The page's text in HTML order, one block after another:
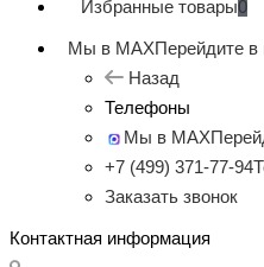
Избранные товары0
Мы в MAXПерейдите
Назад
Телефоны
Мы в MAX
+7 (499) 371-77-94
Заказать звонок
Контактная информация